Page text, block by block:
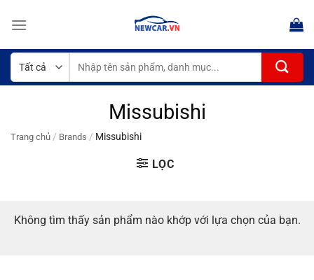
qua
dung
kiếm:
Missubishi
Trang chủ / Brands / Missubishi
LỌC
Không tìm thấy sản phẩm nào khớp với lựa chọn của bạn.